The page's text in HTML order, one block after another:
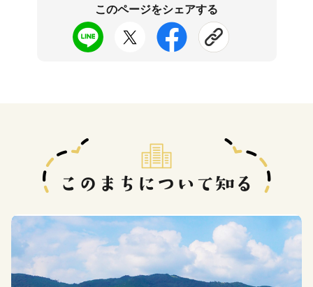
このページをシェアする